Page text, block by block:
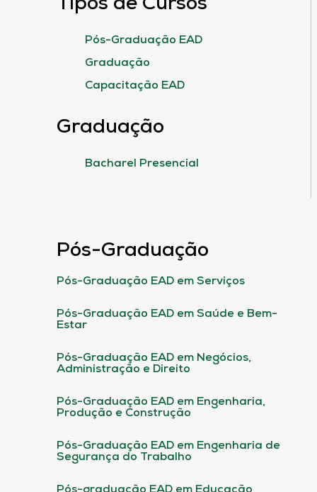
Tipos de Cursos
Pós-Graduação EAD
Graduação
Capacitação EAD
Graduação
Bacharel Presencial
Pós-Graduação
Pós-Graduação EAD em Serviços
Pós-Graduação EAD em Saúde e Bem-
Estar
Pós-Graduação EAD em Negócios,
Administração e Direito
Pós-Graduação EAD em Engenharia,
Produção e Construção
Pós-Graduação EAD em Engenharia de
Segurança do Trabalho